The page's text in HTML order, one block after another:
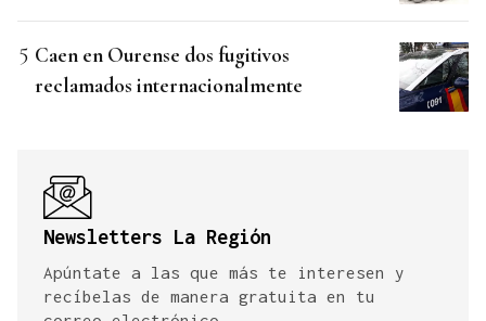
Caen en Ourense dos fugitivos
reclamados internacionalmente
Newsletters La Región
Apúntate a las que más te interesen y
recíbelas de manera gratuita en tu